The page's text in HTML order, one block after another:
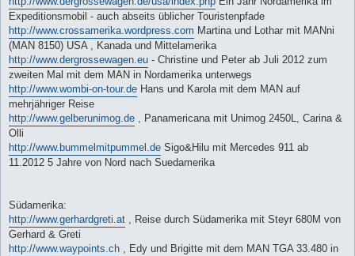
Expeditionsmobil - auch abseits üblicher Touristenpfade
http://www.crossamerika.wordpress.com Martina und Lothar mit MANni
(MAN 8150) USA , Kanada und Mittelamerika
http://www.dergrossewagen.eu - Christine und Peter ab Juli 2012 zum
zweiten Mal mit dem MAN in Nordamerika unterwegs
http://www.wombi-on-tour.de Hans und Karola mit dem MAN auf
mehrjähriger Reise
http://www.gelberunimog.de , Panamericana mit Unimog 2450L, Carina &
Olli
http://www.bummelmitpummel.de Sigo&Hilu mit Mercedes 911 ab
11.2012 5 Jahre von Nord nach Suedamerika
Südamerika:
http://www.gerhardgreti.at , Reise durch Südamerika mit Steyr 680M von
Gerhard & Greti
http://www.waypoints.ch , Edy und Brigitte mit dem MAN TGA 33.480 in